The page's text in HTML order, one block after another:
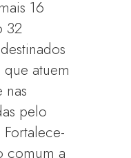
16
32
atuem
nas
pelo
comum a